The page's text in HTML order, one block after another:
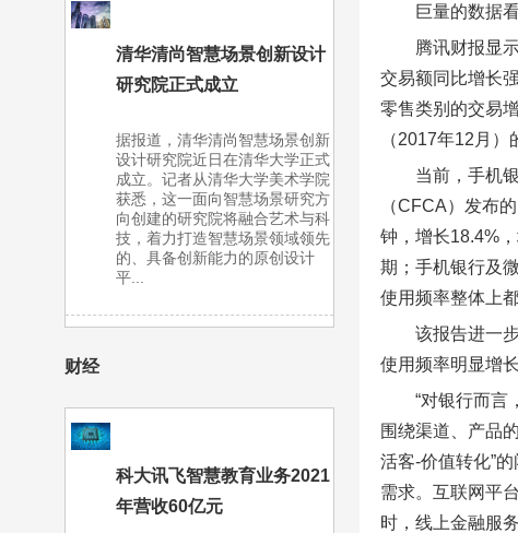
清华清尚智慧场景创新设计
研究院正式成立
据报道，清华清尚智慧场景创新
设计研究院近日在清华大学正式
成立。记者从清华大学美术学院
获悉，这一面向智慧场景研究方
向创建的研究院将融合艺术与科
技，着力打造智慧场景领域领先
的、具备创新能力的原创设计
平...
财经
科大讯飞智慧教育业务2021
年营收60亿元
巨量的数据
腾讯财报显
交易额同比增长
零售类别的交易
（2017年12月）
当前，手机
（CFCA）发布
钟，增长18.4%
期；手机银行及
使用频率整体上
该报告进一
使用频率明显增
“对银行而言
围绕渠道、产品
活客-价值转化”
需求。互联网平
时，线上金融服